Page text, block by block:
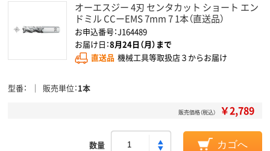
オーエスジー 4刃 センタカット ショート エン
ドミル CCーEMS 7mm 7 1本（直送品）
お申込番号：J164489
お届け日：8月24日（月）まで
直送品 機械工具等取扱店３からお届け
型番 販売単位 1本
販売価格（税込） ￥2,789
数量 カゴへ